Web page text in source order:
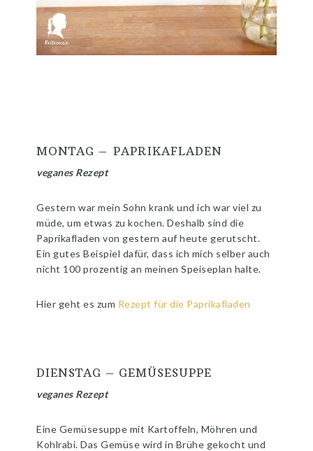
MONTAG – PAPRIKAFLADEN
veganes Rezept
Gestern war mein Sohn krank und ich war viel zu
müde, um etwas zu kochen. Deshalb sind die
Paprikafladen von gestern auf heute gerutscht.
Ein gutes Beispiel dafür, dass ich mich selber auch
nicht 100 prozentig an meinen Speiseplan halte.
Hier geht es zum Rezept für die Paprikafladen
DIENSTAG – GEMÜSESUPPE
veganes Rezept
Eine Gemüsesuppe mit Kartoffeln, Möhren und
Kohlrabi. Das Gemüse wird in Brühe gekocht und